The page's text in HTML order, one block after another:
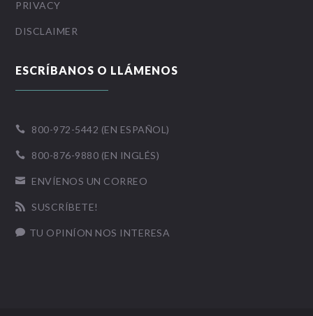
PRIVACY
DISCLAIMER
ESCRÍBANOS O LLÁMENOS
 800-972-5442 (EN ESPAÑOL)
 800-876-9880 (EN INGLÉS)
 ENVÍENOS UN CORREO
 SUSCRÍBETE!
 TU OPINÍON NOS INTERESA